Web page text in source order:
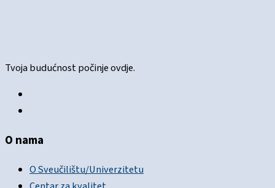
Tvoja budućnost počinje ovdje.
O nama
O Sveučilištu/Univerzitetu